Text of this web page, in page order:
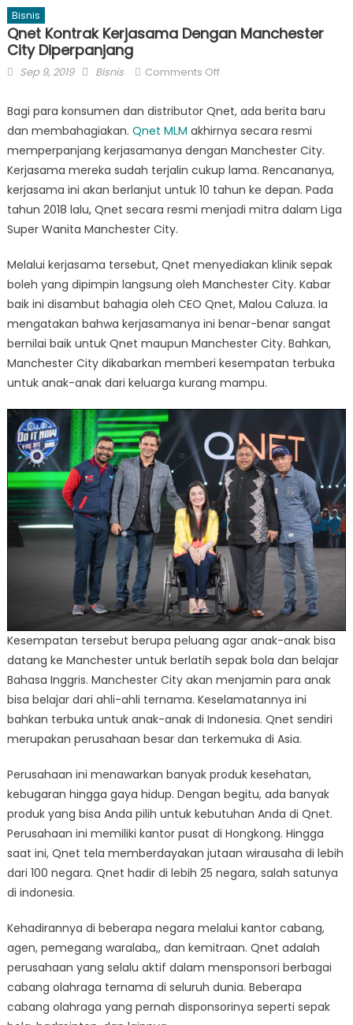
Bisnis
Qnet Kontrak Kerjasama Dengan Manchester
City Diperpanjang
Posted
Sep 9, 2019 Author
Bisnis Comments Offon
Kontrak
Kerjasama
Dengan
City
Diperpanjang
Bagi para konsumen dan distributor Qnet, ada berita baru
dan membahagiakan. Qnet MLM akhirnya secara resmi
memperpanjang kerjasamanya dengan Manchester City.
Kerjasama mereka sudah terjalin cukup lama. Rencananya,
kerjasama ini akan berlanjut untuk 10 tahun ke depan. Pada
tahun 2018 lalu, Qnet secara resmi menjadi mitra dalam Liga
Super Wanita Manchester City.
Melalui kerjasama tersebut, Qnet menyediakan klinik sepak
boleh yang dipimpin langsung oleh Manchester City. Kabar
baik ini disambut bahagia oleh CEO Qnet, Malou Caluza. Ia
mengatakan bahwa kerjasamanya ini benar-benar sangat
bernilai baik untuk Qnet maupun Manchester City. Bahkan,
Manchester City dikabarkan memberi kesempatan terbuka
untuk anak-anak dari keluarga kurang mampu.
Kesempatan tersebut berupa peluang agar anak-anak bisa
datang ke Manchester untuk berlatih sepak bola dan belajar
Bahasa Inggris. Manchester City akan menjamin para anak
bisa belajar dari ahli-ahli ternama. Keselamatannya ini
bahkan terbuka untuk anak-anak di Indonesia. Qnet sendiri
merupakan perusahaan besar dan terkemuka di Asia.
Perusahaan ini menawarkan banyak produk kesehatan,
kebugaran hingga gaya hidup. Dengan begitu, ada banyak
produk yang bisa Anda pilih untuk kebutuhan Anda di Qnet.
Perusahaan ini memiliki kantor pusat di Hongkong. Hingga
saat ini, Qnet tela memberdayakan jutaan wirausaha di lebih
dari 100 negara. Qnet hadir di lebih 25 negara, salah satunya
di indonesia.
Kehadirannya di beberapa negara melalui kantor cabang,
agen, pemegang waralaba,, dan kemitraan. Qnet adalah
perusahaan yang selalu aktif dalam mensponsori berbagai
cabang olahraga ternama di seluruh dunia. Beberapa
cabang olahraga yang pernah disponsorinya seperti sepak